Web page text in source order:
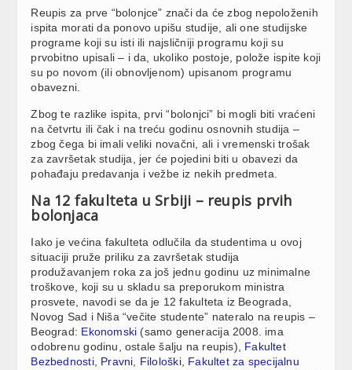
Reupis za prve “bolonjce” znači da će zbog nepoloženih
ispita morati da ponovo upišu studije, ali one studijske
programe koji su isti ili najsličniji programu koji su
prvobitno upisali – i da, ukoliko postoje, polože ispite koji
su po novom (ili obnovljenom) upisanom programu
obavezni.
Zbog te razlike ispita, prvi “bolonjci” bi mogli biti vraćeni
na četvrtu ili čak i na treću godinu osnovnih studija –
zbog čega bi imali veliki novačni, ali i vremenski trošak
za završetak studija, jer će pojedini biti u obavezi da
pohađaju predavanja i vežbe iz nekih predmeta.
Na 12 fakulteta u Srbiji – reupis prvih
bolonjaca
Iako je većina fakulteta odlučila da studentima u ovoj
situaciji pruže priliku za završetak studija
produžavanjem roka za još jednu godinu uz minimalne
troškove, koji su u skladu sa preporukom ministra
prosvete, navodi se da je 12 fakulteta iz Beograda,
Novog Sad i Niša “večite studente” nateralo na reupis –
Beograd: Ekonomski (samo generacija 2008. ima
odobrenu godinu, ostale šalju na reupis), Fakultet
Bezbednosti, Pravni Filološki, Fakultet za specijalnu